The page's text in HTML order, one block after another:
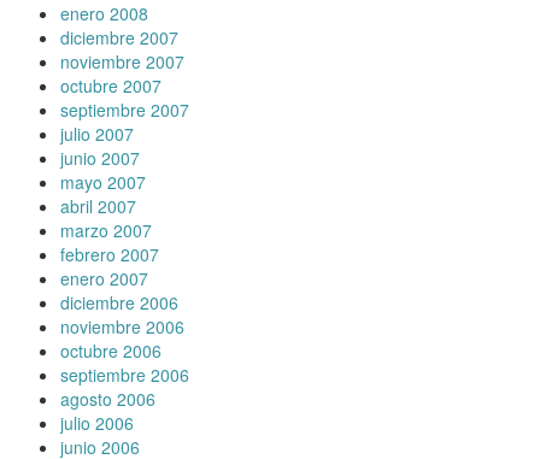
enero 2008
diciembre 2007
noviembre 2007
octubre 2007
septiembre 2007
julio 2007
junio 2007
mayo 2007
abril 2007
marzo 2007
febrero 2007
enero 2007
diciembre 2006
noviembre 2006
octubre 2006
septiembre 2006
agosto 2006
julio 2006
junio 2006